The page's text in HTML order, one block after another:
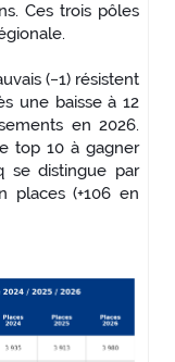
Ces trois pôles
(−1) résistent
une baisse à 12
en 2026.
top 10 à gagner
se distingue par
places (+106 en